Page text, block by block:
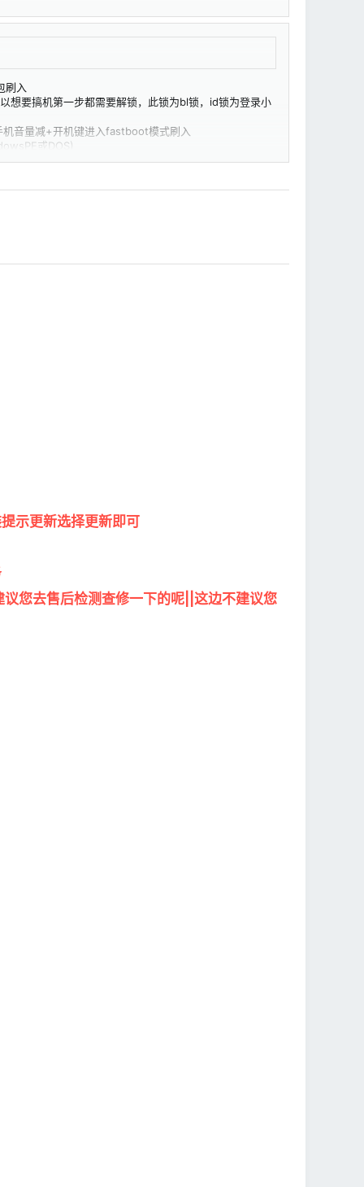
刷入
想要搞机第一步都需要解锁，此锁为bl锁，id锁为登录小
音量减+开机键进入fastboot模式刷入
或DOS)
情况下影响程序运行(修改系统)的框架服务，基于它可以
示更新选择更新即可
您去售后检测查修一下的呢||这边不建议您